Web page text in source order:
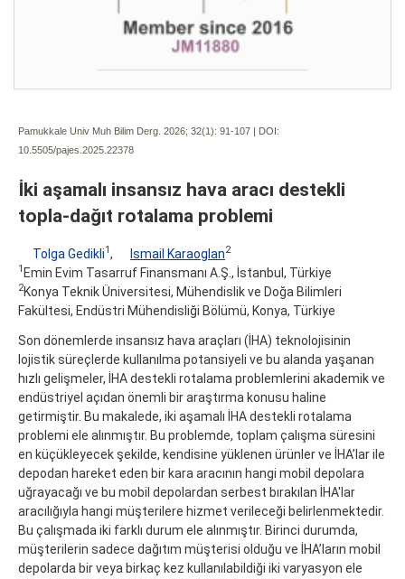
Pamukkale Univ Muh Bilim Derg. 2026; 32(1): 91-107 | DOI:
10.5505/pajes.2025.22378
İki aşamalı insansız hava aracı destekli
topla-dağıt rotalama problemi
Tolga Gedikli1 , Ismail Karaoglan2
1 Emin Evim Tasarruf Finansmanı A.Ş., İstanbul, Türkiye
2Konya Teknik Üniversitesi, Mühendislik ve Doğa Bilimleri
Fakültesi, Endüstri Mühendisliği Bölümü, Konya, Türkiye
Son dönemlerde insansız hava araçları (İHA) teknolojisinin
lojistik süreçlerde kullanılma potansiyeli ve bu alanda yaşanan
hızlı gelişmeler, İHA destekli rotalama problemlerini akademik ve
endüstriyel açıdan önemli bir araştırma konusu haline
getirmiştir. Bu makalede, iki aşamalı İHA destekli rotalama
problemi ele alınmıştır. Bu problemde, toplam çalışma süresini
en küçükleyecek şekilde, kendisine yüklenen ürünler ve İHA’lar ile
depodan hareket eden bir kara aracının hangi mobil depolara
uğrayacağı ve bu mobil depolardan serbest bırakılan İHA'lar
aracılığıyla hangi müşterilere hizmet verileceği belirlenmektedir.
Bu çalışmada iki farklı durum ele alınmıştır. Birinci durumda,
müşterilerin sadece dağıtım müşterisi olduğu ve İHA’ların mobil
depolarda bir veya birkaç kez kullanılabildiği iki varyasyon ele